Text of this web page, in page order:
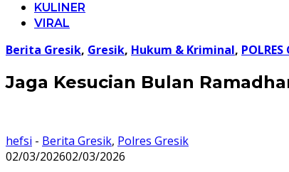
KULINER
VIRAL
Berita Gresik, Gresik, Hukum & Kriminal, POLRES
Jaga Kesucian Bulan
hefsi - Berita Gresik, Polres Gresik
02/03/202602/03/2026